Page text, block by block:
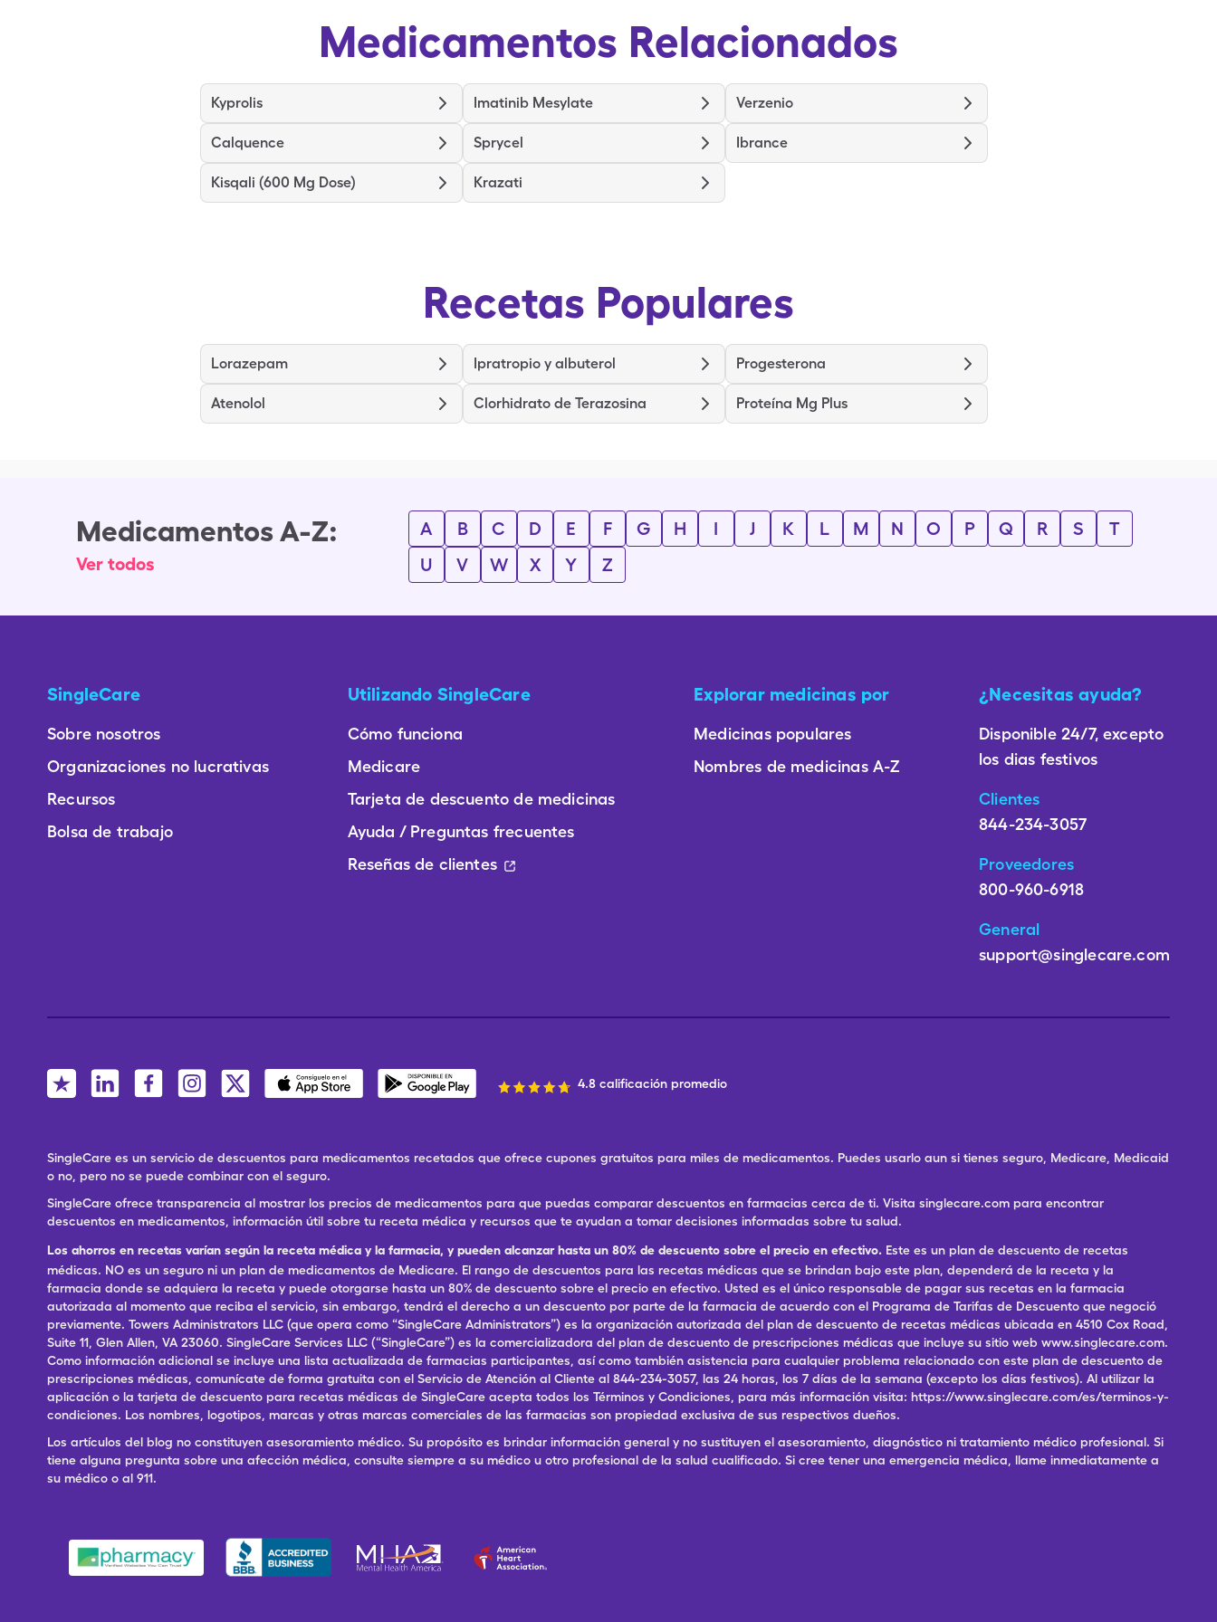
Medicamentos Relacionados
Kyprolis Imatinib Mesylate Verzenio
Calquence Sprycel Ibrance
Kisqali (600 Mg Dose) Krazati
Recetas Populares
Lorazepam Ipratropio y albuterol Progesterona
Atenolol Clorhidrato de Terazosina Proteína Mg Plus
Medicamentos A-Z:
Ver todos
A B C D E F G H I J K L M N O P Q R S
T
U
V W X Y Z
SingleCare
Sobre nosotros
Organizaciones no lucrativas
Recursos
Bolsa de trabajo
Utilizando SingleCare
Cómo funciona
Medicare
Tarjeta de descuento de medicinas
Ayuda / Preguntas frecuentes
Reseñas de clientes
Explorar medicinas por
Medicinas populares
Nombres de medicinas A-Z
¿Necesitas ayuda?
Disponible 24/7, excepto
los dias festivos
Clientes
844-234-3057
Proveedores
800-960-6918
General
support@singlecare.com
4.8 calificación promedio
SingleCare es un servicio de descuentos para medicamentos recetados que ofrece cupones gratuitos para miles de medicamentos. Puedes usarlo aun si tienes seguro, Medicare, Medicaid
o no, pero no se puede combinar con el seguro.
SingleCare ofrece transparencia al mostrar los precios de medicamentos para que puedas comparar descuentos en farmacias cerca de ti. Visita singlecare.com para encontrar
descuentos en medicamentos, información útil sobre tu receta médica y recursos que te ayudan a tomar decisiones informadas sobre tu salud.
Los ahorros en recetas varían según la receta médica y la farmacia, y pueden alcanzar hasta un 80% de descuento sobre el precio en efectivo. Este es un plan de descuento de recetas
médicas. NO es un seguro ni un plan de medicamentos de Medicare. El rango de descuentos para las recetas médicas que se brindan bajo este plan, dependerá de la receta y la
farmacia donde se adquiera la receta y puede otorgarse hasta un 80% de descuento sobre el precio en efectivo. Usted es el único responsable de pagar sus recetas en la farmacia
autorizada al momento que reciba el servicio, sin embargo, tendrá el derecho a un descuento por parte de la farmacia de acuerdo con el Programa de Tarifas de Descuento que negoció
previamente. Towers Administrators LLC (que opera como “SingleCare Administrators”) es la organización autorizada del plan de descuento de recetas médicas ubicada en 4510 Cox Road,
Suite 11, Glen Allen, VA 23060. SingleCare Services LLC (“SingleCare”) es la comercializadora del plan de descuento de prescripciones médicas que incluye su sitio web www.singlecare.com.
Como información adicional se incluye una lista actualizada de farmacias participantes, así como también asistencia para cualquier problema relacionado con este plan de descuento de
prescripciones médicas, comunícate de forma gratuita con el Servicio de Atención al Cliente al 844-234-3057, las 24 horas, los 7 días de la semana (excepto los días festivos). Al utilizar la
aplicación o la tarjeta de descuento para recetas médicas de SingleCare acepta todos los Términos y Condiciones, para más información visita: https://www.singlecare.com/es/terminos-y-
condiciones. Los nombres, logotipos, marcas y otras marcas comerciales de las farmacias son propiedad exclusiva de sus respectivos dueños.
Los artículos del blog no constituyen asesoramiento médico. Su propósito es brindar información general y no sustituyen el asesoramiento, diagnóstico ni tratamiento médico profesional. Si
tiene alguna pregunta sobre una afección médica, consulte siempre a su médico u otro profesional de la salud cualificado. Si cree tener una emergencia médica, llame inmediatamente a
su médico o al 911.